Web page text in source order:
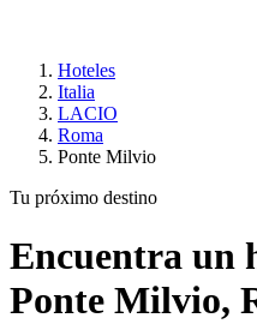
Hoteles
Italia
LACIO
Roma
Ponte Milvio
Tu próximo destino
Encuentra un
Ponte Milvio,